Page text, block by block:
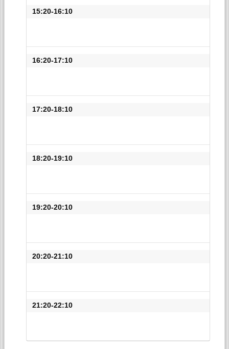
15:20-16:10
16:20-17:10
17:20-18:10
18:20-19:10
19:20-20:10
20:20-21:10
21:20-22:10